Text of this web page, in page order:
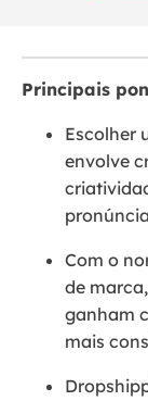
Principais
Escolher
envolve
Com o
de
ganham
mais